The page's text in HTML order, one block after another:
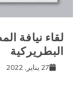
لقاء نيافة
البطريركية
27 يناير, 2022